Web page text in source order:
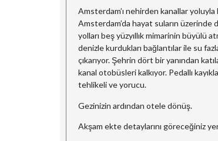
Amsterdam’ı nehirden kanallar
Amsterdam’da hayat suların üzerinde
yolları beş yüzyıllık mimarinin büyülü
denizle kurdukları bağlantılar ile su
çıkarıyor. Şehrin dört bir yanından
kanal otobüsleri kalkıyor. Pedallı
tehlikeli ve yorucu.
Gezinizin ardından otele dönüş.
Akşam ekte detaylarını göreceğiniz